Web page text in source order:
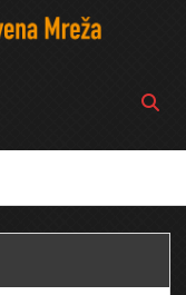
Open
bar